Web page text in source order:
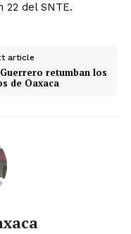
22 del SNTE.
article
retumban los
de Oaxaca